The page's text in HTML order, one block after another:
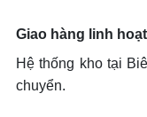
Giao hàng linh hoạt
Hệ thống kho tại
chuyển.